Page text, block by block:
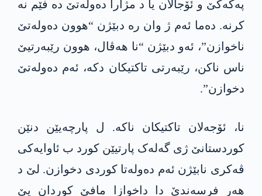
پەکەکێ و ئۆجالان یا د مژارا دەولەتێ دە فێم نە
کرنە. دەما ئەم ژ وان رە دبێژن “ھوون دەولەتێ
ناخوازن”، ئەو دبێژن “نا ھەڤال، ھوون رێبەرتیێ
ناس ناکن، رێبەرتی تاکتیکان دکە، ئەم دەولەتێ
دخوازن”.
نا، ئۆجەلان تاکتیکان ناکە. ل پارچەیێن دنێن
کوردستانێ ژی گەلەک پارتیێن کورد ب ئاوایەکی
ڤەکری نابێژن ئەم دەولەتا کوردی دخوازن. لێ د
ھەر فرسەندێ دا داخوازا مافێ کوردان یێ